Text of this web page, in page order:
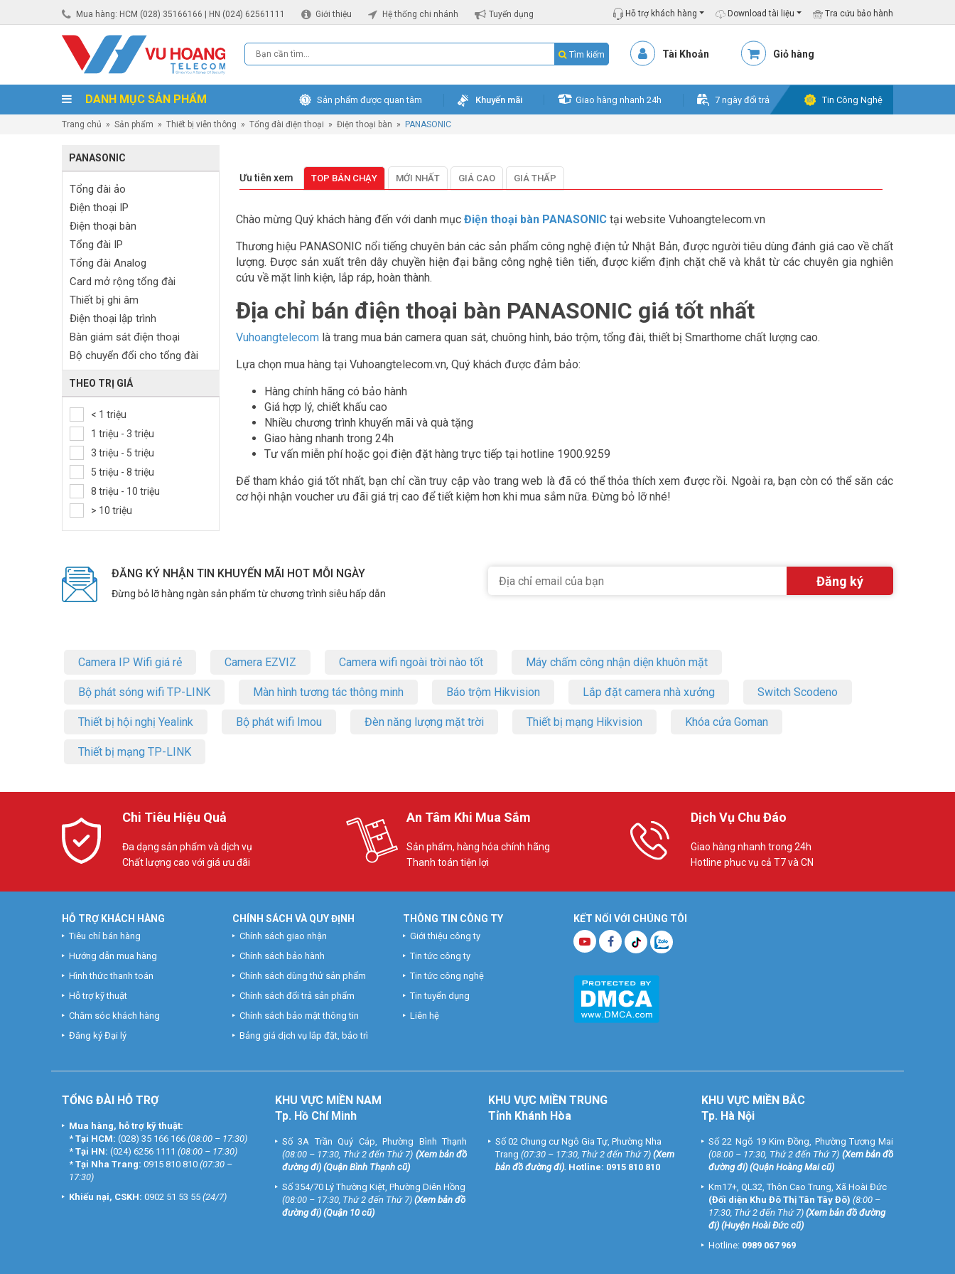
Mua hàng: HCM (028) 35166166 | HN (024) 62561111 Giới thiệu Hệ thống chi nhánh Tuyển dụng Hỗ trợ khách hàng Download tài liệu Tra cứu bảo hành
Tìm kiếm Tài Khoản Giỏ hàng
DANH MỤC SẢN PHẨM Sản phẩm được quan tâm Khuyến mãi Giao hàng nhanh 24h 7 ngày đổi trả Tin Công Nghệ
Trang chủ » Sản phẩm » Thiết bị viễn thông » Tổng đài điện thoại » Điện thoại bàn » PANASONIC
PANASONIC
Tổng đài ảo
Điện thoại IP
Điện thoại bàn
Tổng đài IP
Tổng đài Analog
Card mở rộng tổng đài
Thiết bị ghi âm
Điện thoại lập trình
Bàn giám sát điện thoại
Bộ chuyển đổi cho tổng đài
Tai nghe Call center
Phụ kiện tổng đài
THEO TRỊ GIÁ
< 1 triệu
1 triệu - 3 triệu
3 triệu - 5 triệu
5 triệu - 8 triệu
8 triệu - 10 triệu
> 10 triệu
Ưu tiên xem TOP BÁN CHẠY MỚI NHẤT GIÁ CAO GIÁ THẤP
Chào mừng Quý khách hàng đến với danh mục Điện thoại bàn PANASONIC tại website Vuhoangtelecom.vn
Thương hiệu PANASONIC nổi tiếng chuyên bán các sản phẩm công nghệ điện tử Nhật Bản, được người tiêu dùng đánh giá cao về chất
lượng. Được sản xuất trên dây chuyền hiện đại bằng công nghệ tiên tiến, được kiểm định chặt chẽ và khắt từ các chuyên gia nghiên
cứu về mặt linh kiện, lắp ráp, hoàn thành.
Địa chỉ bán điện thoại bàn PANASONIC giá tốt nhất
Vuhoangtelecom là trang mua bán camera quan sát, chuông hình, báo trộm, tổng đài, thiết bị Smarthome chất lượng cao.
Lựa chọn mua hàng tại Vuhoangtelecom.vn, Quý khách được đảm bảo:
Hàng chính hãng có bảo hành
Giá hợp lý, chiết khấu cao
Nhiều chương trình khuyến mãi và quà tặng
Giao hàng nhanh trong 24h
Tư vấn miễn phí hoặc gọi điện đặt hàng trực tiếp tại hotline 1900.9259
Để tham khảo giá tốt nhất, bạn chỉ cần truy cập vào trang web là đã có thể thỏa thích xem được rồi. Ngoài ra, bạn còn có thể săn các
cơ hội nhận voucher ưu đãi giá trị cao để tiết kiệm hơn khi mua sắm nữa. Đừng bỏ lỡ nhé!
ĐĂNG KÝ NHẬN TIN KHUYẾN MÃI HOT MỖI NGÀY
Đừng bỏ lỡ hàng ngàn sản phẩm từ chương trình siêu hấp dẫn
Camera IP Wifi giá rẻ Camera EZVIZ Camera wifi ngoài trời nào tốt Máy chấm công nhận diện khuôn mặt
Bộ phát sóng wifi TP-LINK Màn hình tương tác thông minh Báo trộm Hikvision Lắp đặt camera nhà xưởng Switch Scodeno
Thiết bị hội nghị Yealink Bộ phát wifi Imou Đèn năng lượng mặt trời Thiết bị mạng Hikvision Khóa cửa Goman
Thiết bị mạng TP-LINK
Chi Tiêu Hiệu Quả
Đa dạng sản phẩm và dịch vụ
Chất lượng cao với giá ưu đãi
An Tâm Khi Mua Sắm
Sản phẩm, hàng hóa chính hãng
Thanh toán tiện lợi
Dịch Vụ Chu Đáo
Giao hàng nhanh trong 24h
Hotline phục vụ cả T7 và CN
KẾT NỐI VỚI CHÚNG TÔI
HỖ TRỢ KHÁCH HÀNG
Tiêu chí bán hàng
Hướng dẫn mua hàng
Hình thức thanh toán
Hỗ trợ kỹ thuật
Chăm sóc khách hàng
Đăng ký Đại lý
CHÍNH SÁCH VÀ QUY ĐỊNH
Chính sách giao nhận
Chính sách bảo hành
Chính sách dùng thử sản phẩm
Chính sách đổi trả sản phẩm
Chính sách bảo mật thông tin
Bảng giá dịch vụ lắp đặt, bảo trì
THÔNG TIN CÔNG TY
Giới thiệu công ty
Tin tức công ty
Tin tức công nghệ
Tin tuyển dụng
Liên hệ
TỔNG ĐÀI HỖ TRỢ
Mua hàng, hỗ trợ kỹ thuật:
* Tại HCM: (028) 35 166 166 (08:00 – 17:30)
* Tại HN: (024) 6256 1111 (08:00 – 17:30)
* Tại Nha Trang: 0915 810 810 (07:30 –
17:30)
Khiếu nại, CSKH: 0902 51 53 55 (24/7)
KHU VỰC MIỀN NAM
Tp. Hồ Chí Minh
Số 3A Trần Quý Cáp, Phường Bình Thạnh
(08:00 – 17:30, Thứ 2 đến Thứ 7) (Xem bản đồ
đường đi) (Quận Bình Thạnh cũ)
Số 354/70 Lý Thường Kiệt, Phường Diên Hồng
(08:00 – 17:30, Thứ 2 đến Thứ 7) (Xem bản đồ
đường đi) (Quận 10 cũ)
KHU VỰC MIỀN TRUNG
Tỉnh Khánh Hòa
Số 02 Chung cư Ngô Gia Tự, Phường Nha
Trang (07:30 – 17:30, Thứ 2 đến Thứ 7) (Xem
bản đồ đường đi). Hotline: 0915 810 810
KHU VỰC MIỀN BẮC
Tp. Hà Nội
Số 22 Ngõ 19 Kim Đồng, Phường Tương Mai
(08:00 – 17:30, Thứ 2 đến Thứ 7) (Xem bản đồ
đường đi) (Quận Hoàng Mai cũ)
Km17+, QL32, Thôn Cao Trung, Xã Hoài Đức
(Đối diện Khu Đô Thị Tân Tây Đô) (8:00 –
17:30, Thứ 2 đến Thứ 7) (Xem bản đồ đường
đi) (Huyện Hoài Đức cũ)
Hotline: 0989 067 969